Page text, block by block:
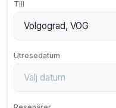
Till
Utresedatum